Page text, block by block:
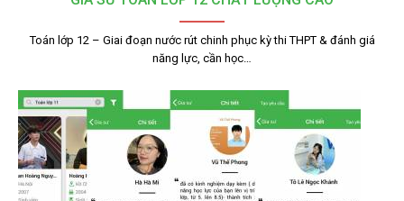
Toán lớp 12 – Giai đoạn nước rút chinh phục kỳ thi THPT & đánh giá
năng lực, cần học…